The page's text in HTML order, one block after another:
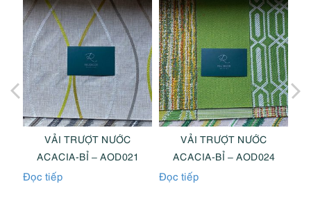
VẢI TRƯỢT NƯỚC
ACACIA-BỈ – AOD021
Đọc tiếp
VẢI TRƯỢT NƯỚC
ACACIA-BỈ – AOD024
Đọc tiếp